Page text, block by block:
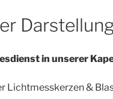
in unserer
Lichtmesskerzen &